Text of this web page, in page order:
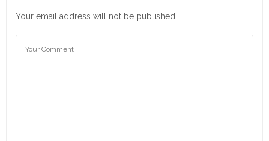
Your email address will not be published.